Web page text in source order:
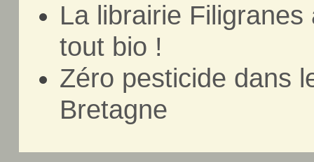
La librairie
tout bio !
Zéro pesticide dans
Bretagne